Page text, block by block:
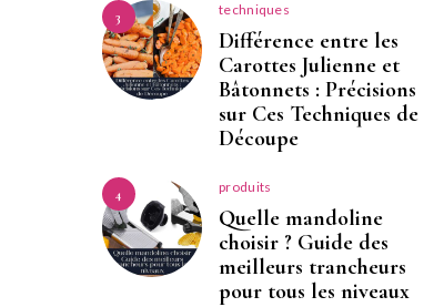
3 techniques
Différence entre les
Carottes Julienne et
Bâtonnets : Précisions
sur Ces Techniques de
Découpe
4 produits
Quelle mandoline
choisir ? Guide des
meilleurs trancheurs
pour tous les niveaux